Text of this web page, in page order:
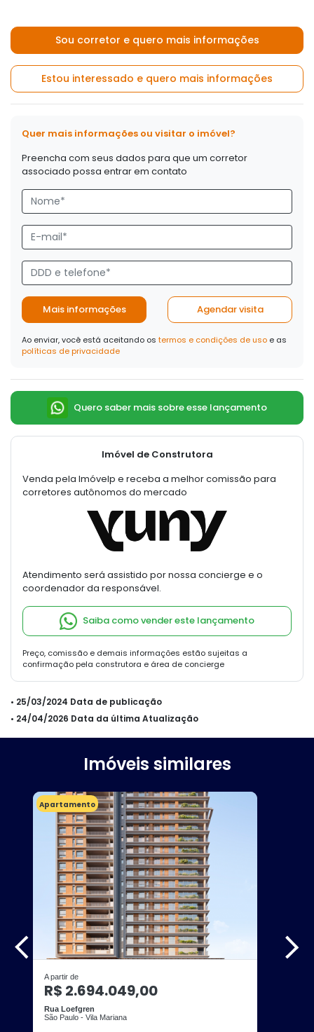
Sou corretor e quero mais informações
Estou interessado e quero mais informações
Quer mais informações ou visitar o imóvel?
Preencha com seus dados para que um corretor
associado possa entrar em contato
Mais informações Agendar visita
Ao enviar, você está aceitando os termos e condições de uso e as
políticas de privacidade
Quero saber mais sobre esse lançamento
Imóvel de Construtora
Venda pela Imóvelp e receba a melhor comissão para
corretores autônomos do mercado
Atendimento será assistido por nossa concierge e o
coordenador da responsável.
Saiba como vender este lançamento
Preço, comissão e demais informações estão sujeitas a
confirmação pela construtora e área de concierge
• 25/03/2024 Data de publicação
• 24/04/2026 Data da última Atualização
Imóveis similares
Apartamento
A partir de
R$ 2.694.049,00
Rua Loefgren
São Paulo - Vila Mariana